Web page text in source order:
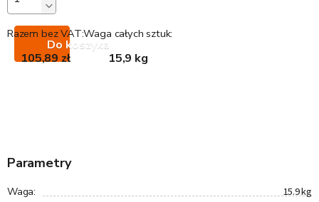
Do koszyka
Waga całych sztuk:
15,9 kg
Razem bez VAT:
105,89 zł
Parametry
Waga: 15.9 kg